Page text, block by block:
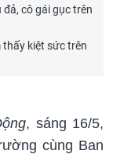
cô gái gục trên
kiệt sức trên
, sáng 16/5,
cùng Ban